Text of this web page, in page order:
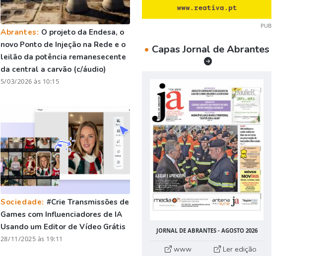
Abrantes: O projeto da Endesa, o
novo Ponto de Injeção na Rede e o
leilão da potência remanesecente
da central a carvão (c/áudio)
5/03/2026 às 10:15
Sociedade: #Crie Transmissões de
Games com Influenciadores de IA
Usando um Editor de Vídeo Grátis
28/11/2025 às 19:11
PUB
• Capas Jornal de Abrantes
JORNAL DE ABRANTES - AGOSTO 2026
www Ler edição